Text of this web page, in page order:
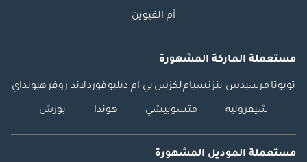
أم القيوين
مستعملة الماركة المشهورة
تويوتا مرسيدس بنزنسياملكزس بي ام دبليوفوردلاند روفرهيونداي
شيفروليه متسوبيشي هوندا بورش
مستعملة الموديل المشهورة